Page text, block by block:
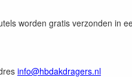
worden gratis verzonden in
info@hbdakdragers.nl